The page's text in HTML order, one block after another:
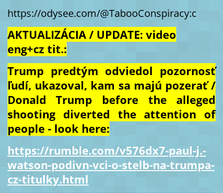
https://odysee.com/@TabooConspiracy:c
AKTUALIZÁCIA / UPDATE: video
eng+cz tit.:
Trump predtým odviedol pozornosť
ľudí, ukazoval, kam sa majú pozerať /
Donald Trump before the alleged
shooting diverted the attention of
people - look here:
https://rumble.com/v576dx7-paul-j.-
watson-podivn-vci-o-stelb-na-trumpa-
cz-titulky.html